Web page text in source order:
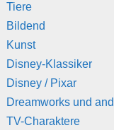
Tiere
Bildend
Kunst
Disney-Klassiker
Disney / Pixar
Dreamworks und
TV-Charaktere